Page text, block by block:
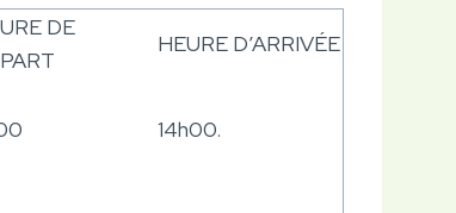
DE
HEURE D’ARRIVÉE
14h00.